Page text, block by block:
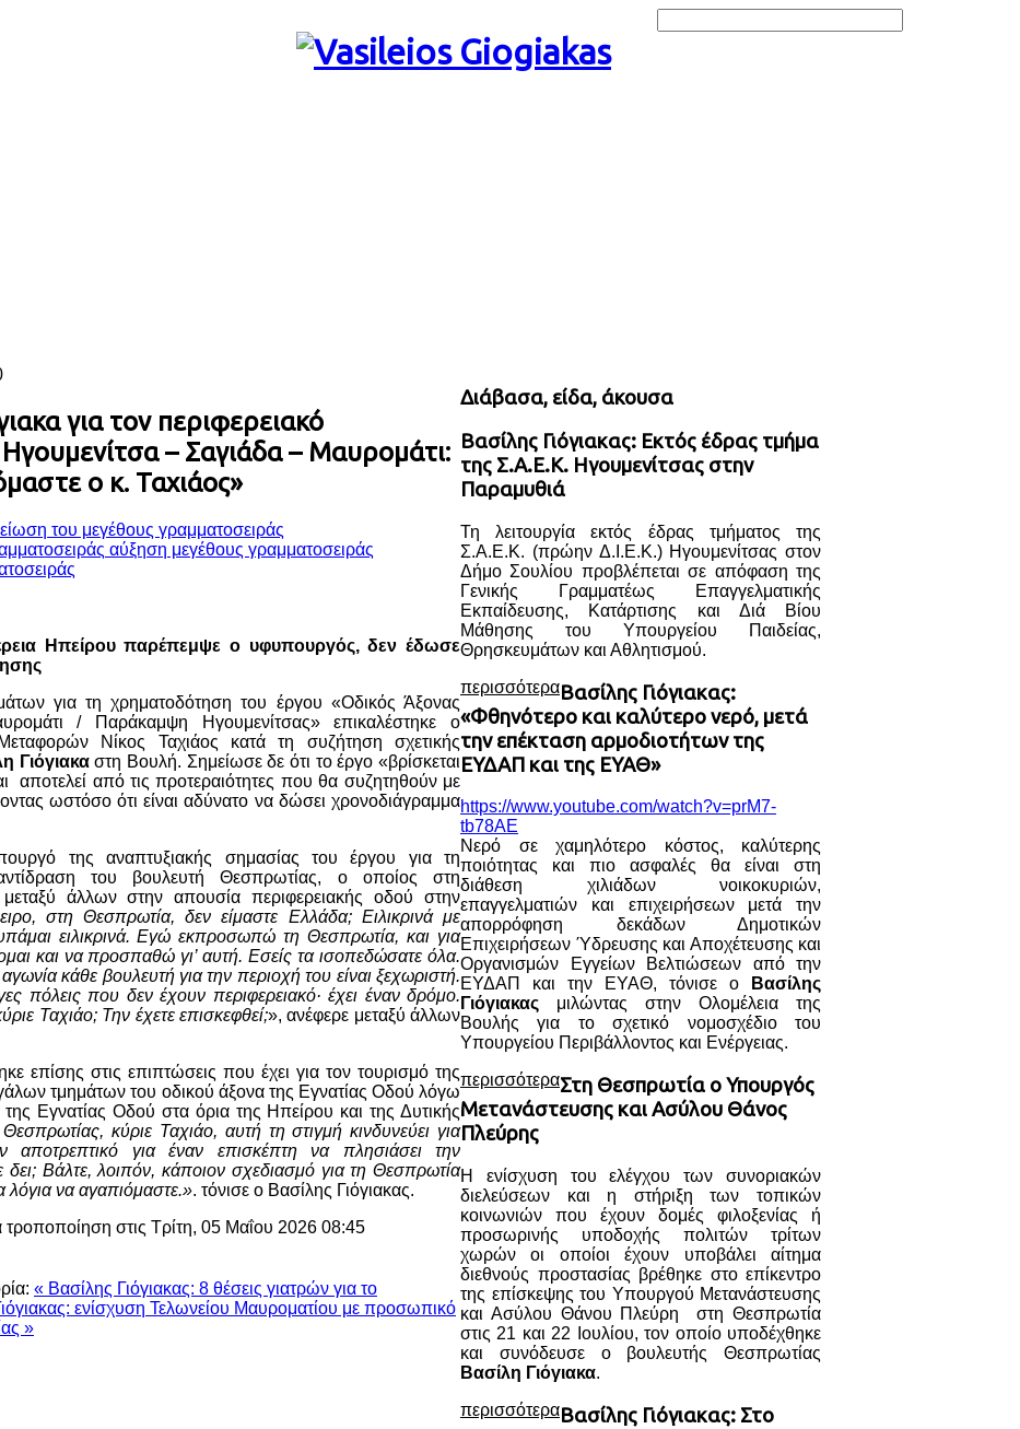
για τον περιφερειακό
– Σαγιάδα – Μαυρομάτι:
ο κ. Ταχιάος»
του μεγέθους γραμματοσειράς
αύξηση μεγέθους γραμματοσειράς
Ηπείρου παρέπεμψε ο υφυπουργός, δεν έδωσε
για τη χρηματοδότηση του έργου «Οδικός Άξονας
/ Παράκαμψη Ηγουμενίτσας» επικαλέστηκε ο
Νίκος Ταχιάος κατά τη συζήτηση σχετικής
Γιόγιακαστη Βουλή. Σημείωσε δε ότι το έργο «βρίσκεται
αποτελεί από τις προτεραιότητες που θα συζητηθούν με
ωστόσο ότι είναι αδύνατο να δώσει χρονοδιάγραμμα
της αναπτυξιακής σημασίας του έργου για τη
του βουλευτή Θεσπρωτίας, ο οποίος στη
μεταξύ άλλων στην απουσία περιφερειακής οδού στην
στη Θεσπρωτία, δεν είμαστε Ελλάδα; Ειλικρινά με
ειλικρινά. Εγώ εκπροσωπώ τη Θεσπρωτία, και για
και να προσπαθώ γι’ αυτή. Εσείς τα ισοπεδώσατε όλα.
κάθε βουλευτή για την περιοχή του είναι ξεχωριστή.
πόλεις που δεν έχουν περιφερειακό· έχει έναν δρόμο.
Ταχιάο; Την έχετε επισκεφθεί;», ανέφερε μεταξύ άλλων
επίσης στις επιπτώσεις που έχει για τον τουρισμό της
τμημάτων του οδικού άξονα της Εγνατίας Οδού λόγω
Εγνατίας Οδού στα όρια της Ηπείρου και της Δυτικής
κύριε Ταχιάο, αυτή τη στιγμή κινδυνεύει για
αποτρεπτικό για έναν επισκέπτη να πλησιάσει την
Βάλτε, λοιπόν, κάποιον σχεδιασμό για τη Θεσπρωτία
λόγια να αγαπιόμαστε.». τόνισε ο Βασίλης Γιόγιακας.
τροποποίηση στις Τρίτη, 05 Μαΐου 2026 08:45
« Βασίλης Γιόγιακας: 8 θέσεις γιατρών για το
ενίσχυση Τελωνείου Μαυροματίου με προσωπικό
»
Διάβασα, είδα, άκουσα
Βασίλης Γιόγιακας: Εκτός έδρας τμήμα
της Σ.Α.Ε.Κ. Ηγουμενίτσας στην
Παραμυθιά
Τη λειτουργία εκτός έδρας τμήματος της
Σ.Α.Ε.Κ. (πρώην Δ.Ι.Ε.Κ.) Ηγουμενίτσας στον
Δήμο Σουλίου προβλέπεται σε απόφαση της
Γενικής Γραμματέως Επαγγελματικής
Εκπαίδευσης, Κατάρτισης και Διά Βίου
Μάθησης του Υπουργείου Παιδείας,
Θρησκευμάτων και Αθλητισμού.
περισσότεραΒασίλης Γιόγιακας:
«Φθηνότερο και καλύτερο νερό, μετά
την επέκταση αρμοδιοτήτων της
ΕΥΔΑΠ και της ΕΥΑΘ»
https://www.youtube.com/watch?v=prM7-
tb78AE
Νερό σε χαμηλότερο κόστος, καλύτερης
ποιότητας και πιο ασφαλές θα είναι στη
διάθεση χιλιάδων νοικοκυριών,
επαγγελματιών και επιχειρήσεων μετά την
απορρόφηση δεκάδων Δημοτικών
Επιχειρήσεων Ύδρευσης και Αποχέτευσης και
Οργανισμών Εγγείων Βελτιώσεων από την
ΕΥΔΑΠ και την ΕΥΑΘ, τόνισε ο
Βασίλης
Γιόγιακας μιλώντας στην Ολομέλεια της
Βουλής για το σχετικό νομοσχέδιο του
Υπουργείου Περιβάλλοντος και Ενέργειας.
περισσότεραΣτη Θεσπρωτία ο Υπουργός
Μετανάστευσης και Ασύλου Θάνος
Πλεύρης
Η ενίσχυση του ελέγχου των συνοριακών
διελεύσεων και η στήριξη των τοπικών
κοινωνιών που έχουν δομές φιλοξενίας ή
προσωρινής υποδοχής πολιτών τρίτων
χωρών οι οποίοι έχουν υποβάλει αίτημα
διεθνούς προστασίας βρέθηκε στο επίκεντρο
της επίσκεψης του Υπουργού Μετανάστευσης
και Ασύλου Θάνου Πλεύρη στη Θεσπρωτία
στις 21 και 22 Ιουλίου, τον οποίο υποδέχθηκε
και συνόδευσε ο βουλευτής Θεσπρωτίας
Βασίλη Γιόγιακα.
περισσότεραΒασίλης Γιόγιακας: Στο